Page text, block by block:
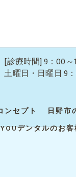
[診療時間] 9：00～
土曜日・日曜日 9
ンセプト 日野市
デンタルのお